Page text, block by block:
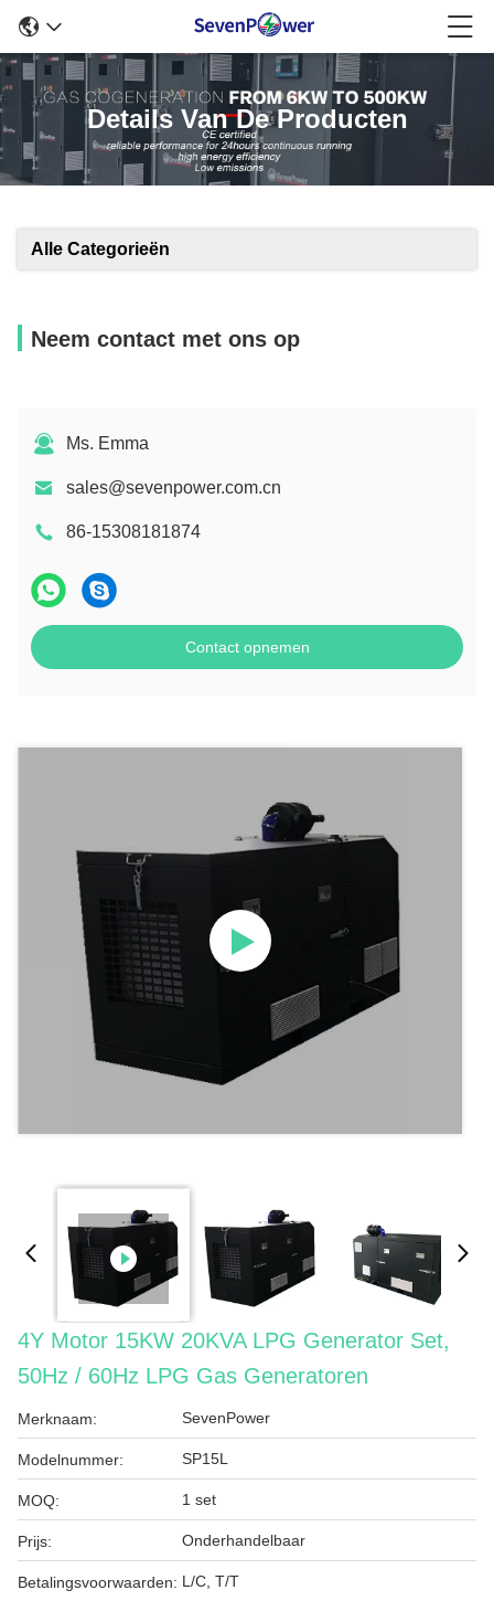
Details Van De Producten
Alle Categorieën
Neem contact met ons op
Ms. Emma
sales@sevenpower.com.cn
86-15308181874
Contact opnemen
4Y Motor 15KW 20KVA LPG Generator Set,
50Hz / 60Hz LPG Gas Generatoren
Merknaam: SevenPower
Modelnummer: SP15L
MOQ: 1 set
Prijs: Onderhandelbaar
Betalingsvoorwaarden: L/C, T/T